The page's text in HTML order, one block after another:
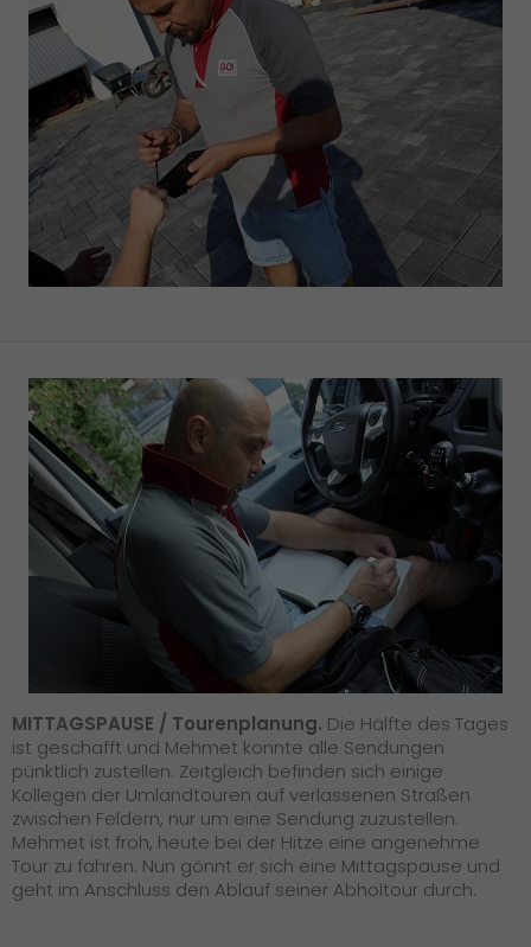
MITTAGSPAUSE / Tourenplanung. Die Hälfte des Tages
ist geschafft und Mehmet konnte alle Sendungen
pünktlich zustellen. Zeitgleich befinden sich einige
Kollegen der Umlandtouren auf verlassenen Straßen
zwischen Feldern, nur um eine Sendung zuzustellen.
Mehmet ist froh, heute bei der Hitze eine angenehme
Tour zu fahren. Nun gönnt er sich eine Mittagspause und
geht im Anschluss den Ablauf seiner Abholtour durch.